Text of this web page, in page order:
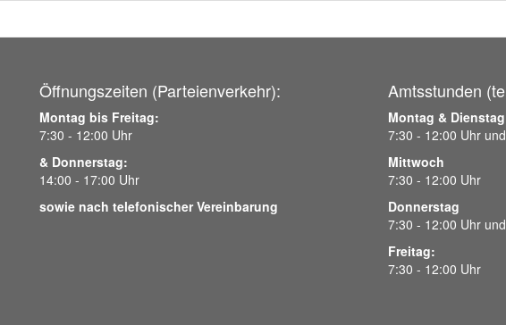
Öffnungszeiten (Parteienverkehr):
Montag bis Freitag:
7:30 - 12:00 Uhr
& Donnerstag:
14:00 - 17:00 Uhr
sowie nach telefonischer Vereinbarung
Amtsstunden
Montag &
7:30 - 12:00 Uhr
Mittwoch
7:30 - 12:00 Uhr
Donnerstag
7:30 - 12:00 Uhr
Freitag:
7:30 - 12:00 Uhr